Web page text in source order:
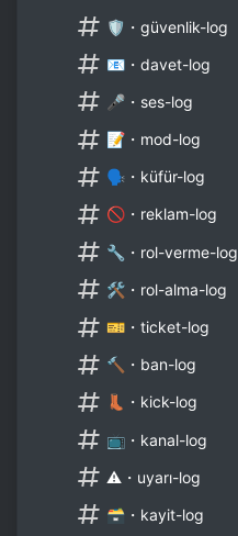
🛡・güvenlik-log
📧・davet-log
🎤・ses-log
📝・mod-log
🗣・küfür-log
🚫・reklam-log
🔧・rol-verme-log
🛠・rol-alma-log
🎫・ticket-log
🔨・ban-log
👢・kick-log
📺・kanal-log
⚠・uyarı-log
🗃・kayit-log